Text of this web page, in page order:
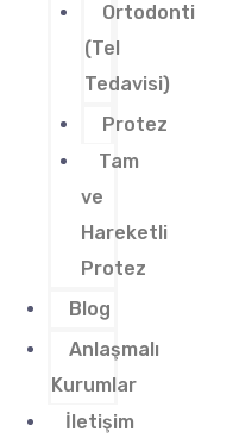
Ortodonti
(Tel
Tedavisi)
Protez
Tam
ve
Hareketli
Protez
Blog
Anlaşmalı
Kurumlar
İletişim